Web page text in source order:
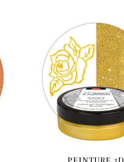
PEINTURE 3D